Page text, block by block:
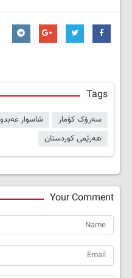
Tags
سەرۆک کۆمار شاسوار
هەرێمی کوردستان
Your Comment